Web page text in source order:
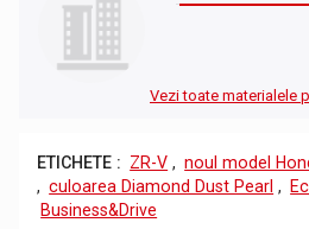
Vezi toate materialele
ETICHETE : ZR-V , noul model
, culoarea Diamond Dust Pearl ,
Business&Drive